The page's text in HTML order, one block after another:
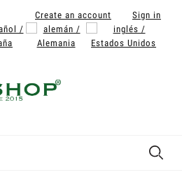
Create an account Sign in